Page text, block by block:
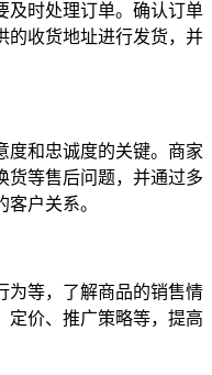
及时处理订单。确认订单
的收货地址进行发货，并
度和忠诚度的关键。商家
货等售后问题，并通过多
户关系。
为等，了解商品的销售情
定价、推广策略等，提高